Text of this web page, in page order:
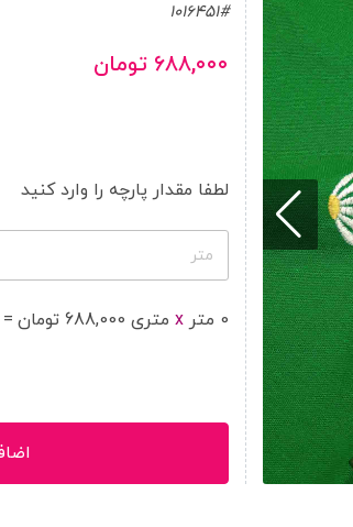
1016451#
۶۸۸,۰۰۰ تومان
لطفا مقدار پارچه را وارد کنید
متر
0 متر x متری 688,000 تومان =